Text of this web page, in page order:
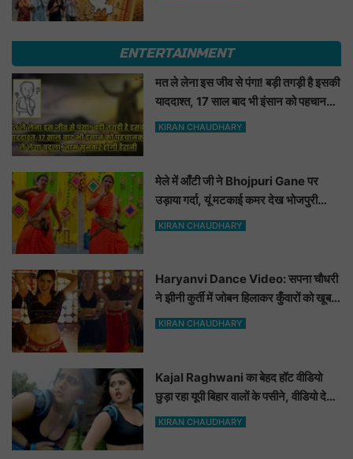
ENTERTAINMENT
मत ले लेना इस जीव से पंगा! बड़ी तगड़ी है इसकी
याददाश्त, 17 साल बाद भी इंसान को पहचानकर
ले लेगा बदला, नाम सुनकर होगी हैरानी...
KIRAN CHAUDHARY
मेले में आँटी जी ने Bhojpuri Gane पर
उड़ाया गर्दा, यूं मटकाई कमर देख भोजपुरी
हसीनाएं भी शरमाई a
KIRAN CHAUDHARY
Haryanvi Dance Video: सपना चौधरी
ने झीनी कुर्ती में जोबन हिलाकर कुँवारों को खूब
ललचाया, यूट्यूब पर छाया Hot Dance
KIRAN CHAUDHARY
Kajal Raghwani का बेहद हॉट वीडियो
छुड़ा रहा यूपी बिहार वालों के पसीने, वीडियो देख
आप भी हो जाओगे बेकाबू
KIRAN CHAUDHARY